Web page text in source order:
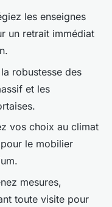
les enseignes
un retrait immédiat
robustesse des
et les
vos choix au climat
le mobilier
mesures,
toute visite pour